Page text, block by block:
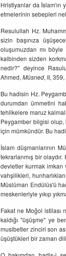
Hristiyanlar da İslam'ın
etmelerinin sebepleri
Resulullah Hz.
sizin başınıza
oluşumuzdan mı böyle
kalbinden sizden
nedir?" deyince
Ahmed, Müsned, II,
Bu hadisin Hz.
durumdan ümmetini
tehlikelere maruz
Peygamber bilgisi olup,
için mümkündür. Bu
İslam düşmanlarının
tekrarlanmış bir
devletler kurmak imkan
vahşilikleri,
Müslüman Endülüs'ü
meskenleriyle yıkıp
Fakat ne Moğol istilası
kaldığı "üşüşme" ye
musibetler zinciri son
üşüştükleri bir zaman